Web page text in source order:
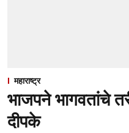
महाराष्ट्र
भाजपने भागवतांचे
दीपके